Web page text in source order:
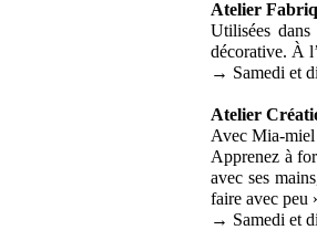
Atelier
Utilisées
décorative. À
→ Samedi et
Atelier
Avec Mia-miel
Apprenez à
avec ses
faire avec peu
→ Samedi et